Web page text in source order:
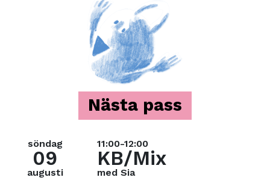
Nästa pass
söndag
09
augusti
11:00-12:00
KB/Mix
med Sia